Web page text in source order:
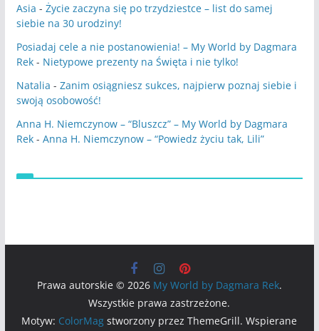
Asia - Życie zaczyna się po trzydziestce – list do samej
siebie na 30 urodziny!
Posiadaj cele a nie postanowienia! – My World by Dagmara
Rek- Nietypowe prezenty na Święta i nie tylko!
Natalia - Zanim osiągniesz sukces, najpierw poznaj siebie i
swoją osobowość!
Anna H. Niemczynow – “Bluszcz” – My World by Dagmara
Rek- Anna H. Niemczynow – “Powiedz życiu tak, Lili”
Prawa autorskie © 2026 My World by Dagmara Rek.
Wszystkie prawa zastrzeżone.
Motyw: ColorMag stworzony przez ThemeGrill. Wspierane